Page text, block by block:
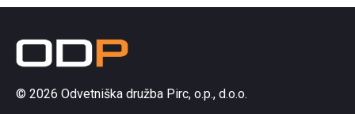
© 2026 Odvetniška družba Pirc, o.p., d.o.o.